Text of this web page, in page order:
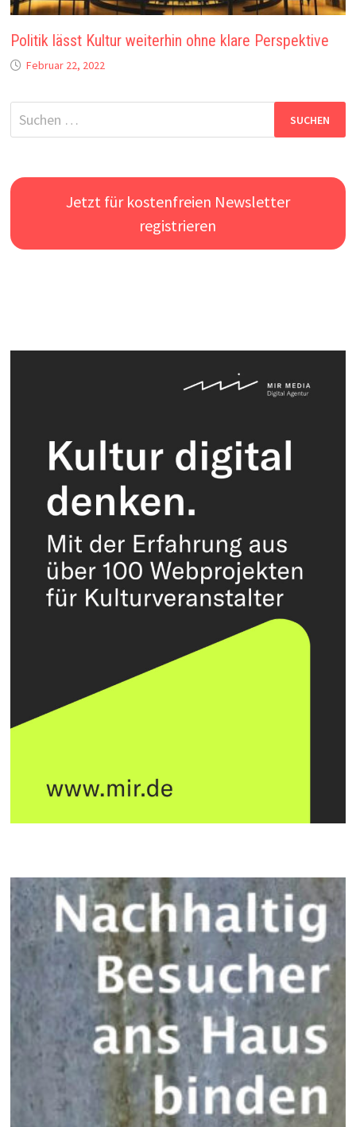
Politik lässt Kultur weiterhin ohne klare Perspektive
Februar 22, 2022
Jetzt für kostenfreien Newsletter
registrieren